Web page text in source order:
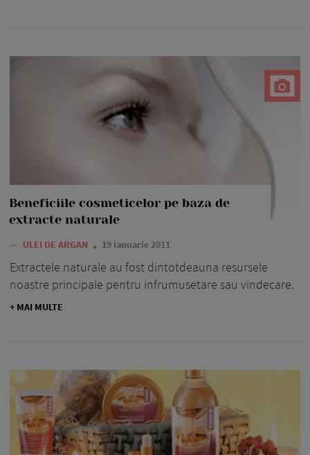
Beneficiile cosmeticelor pe baza de
extracte naturale
— ULEI DE ARGAN 19 ianuarie 2011
Extractele naturale au fost dintotdeauna resursele
noastre principale pentru infru­muse­ta­re sau vindecare.
+ MAI MULTE